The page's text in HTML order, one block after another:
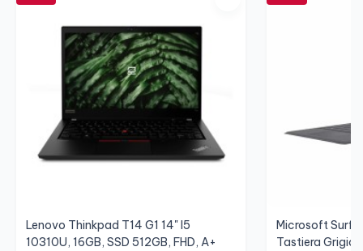
Lenovo Thinkpad T14 G1 14" I5
10310U, 16GB, SSD 512GB, FHD, A+
Microsoft
Tastiera